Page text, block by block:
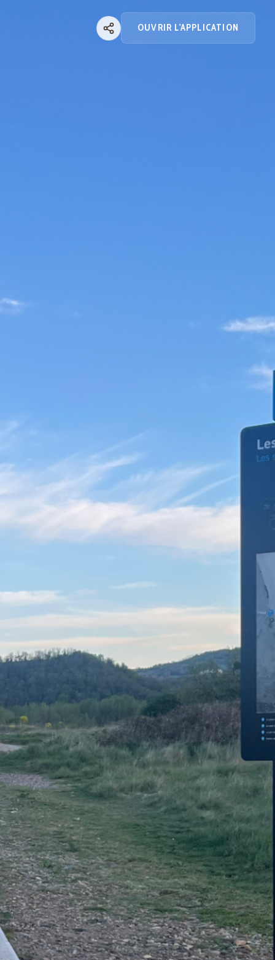
OUVRIR L'APPLICATION